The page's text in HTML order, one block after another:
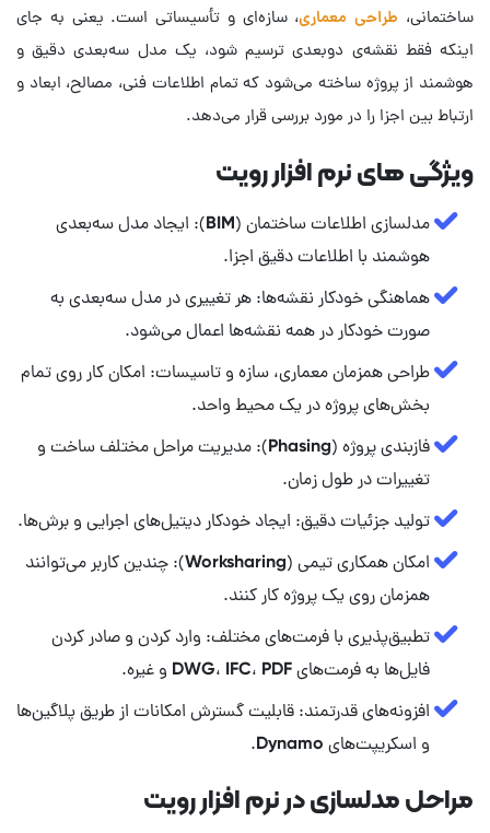
ساختمانی، طراحی معماری، سازه‌ای و تأسیساتی است. یعنی به جای
اینکه فقط نقشه‌ی دوبعدی ترسیم شود، یک مدل سه‌بعدی دقیق و
هوشمند از پروژه ساخته می‌شود که تمام اطلاعات فنی، مصالح، ابعاد و
ارتباط بین اجزا را در مورد بررسی قرار می‌دهد.
ویژگی های نرم افزار رویت
مدلسازی اطلاعات ساختمان (BIM): ایجاد مدل سه‌بعدی
هوشمند با اطلاعات دقیق اجزا.
هماهنگی خودکار نقشه‌ها: هر تغییری در مدل سه‌بعدی به
صورت خودکار در همه نقشه‌ها اعمال می‌شود.
طراحی همزمان معماری، سازه و تاسیسات: امکان کار روی تمام
بخش‌های پروژه در یک محیط واحد.
فازبندی پروژه (Phasing): مدیریت مراحل مختلف ساخت و
تغییرات در طول زمان.
تولید جزئیات دقیق: ایجاد خودکار دیتیل‌های اجرایی و برش‌ها.
امکان همکاری تیمی (Worksharing): چندین کاربر می‌توانند
همزمان روی یک پروژه کار کنند.
تطبیق‌پذیری با فرمت‌های مختلف: وارد کردن و صادر کردن
فایل‌ها به فرمت‌های DWG، IFC، PDF و غیره.
افزونه‌های قدرتمند: قابلیت گسترش امکانات از طریق پلاگین‌ها
و اسکریپت‌های Dynamo.
مراحل مدلسازی در نرم افزار رویت